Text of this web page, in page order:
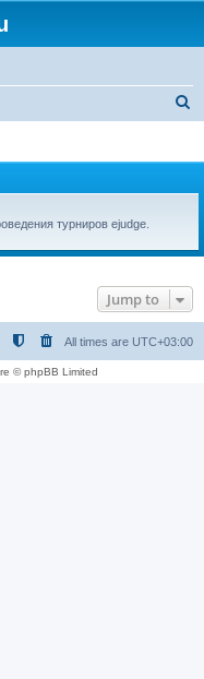
турниров ejudge.
Jump to
All times are UTC+03:00
© phpBB Limited